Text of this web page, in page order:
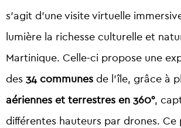
s’agit d’une visite virtuelle
lumière la richesse culturelle et
Martinique. Celle-ci propose une
des 34 communes de l’île, grâce à
aériennes et terrestres en 360°,
différentes hauteurs par drones. Ce